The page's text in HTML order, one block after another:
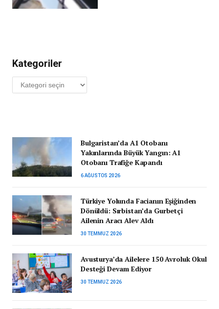
Kategoriler
Kategoriler
Bulgaristan’da A1 Otobanı
Yakınlarında Büyük Yangın: A1
Otobanı Trafiğe Kapandı
6 AĞUSTOS 2026
Türkiye Yolunda Facianın Eşiğinden
Dönüldü: Sırbistan’da Gurbetçi
Ailenin Aracı Alev Aldı
30 TEMMUZ 2026
Avusturya’da Ailelere 150 Avroluk Okul
Desteği Devam Ediyor
30 TEMMUZ 2026